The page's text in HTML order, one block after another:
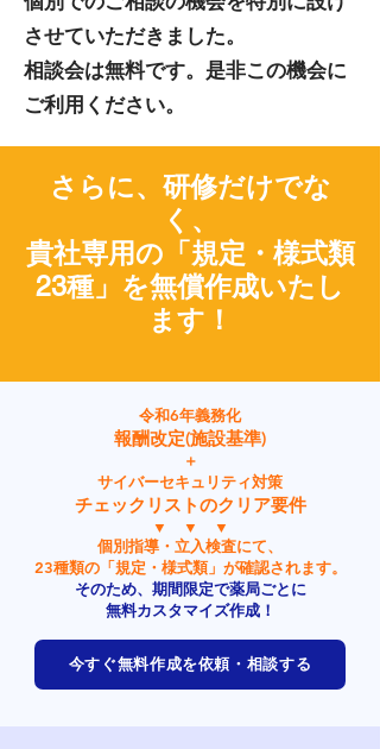
させていただきました。
相談会は無料です。是非この機会に
ご利用ください。
​さらに、研修だけでな
く、
貴社専用の「規定・様式類
23種」を無償作成いたし
ます！
令和6年義務化
報酬改定(施設基準)
＋
サイバーセキュリティ対策
チェックリストのクリア要件
▼ ▼ ▼
個別指導・立入検査にて、
23種類の「規定・様式類」が確認されます。
そのため、期間限定で薬局ごとに
無料カスタマイズ作成！
今すぐ無料作成を依頼・相談する